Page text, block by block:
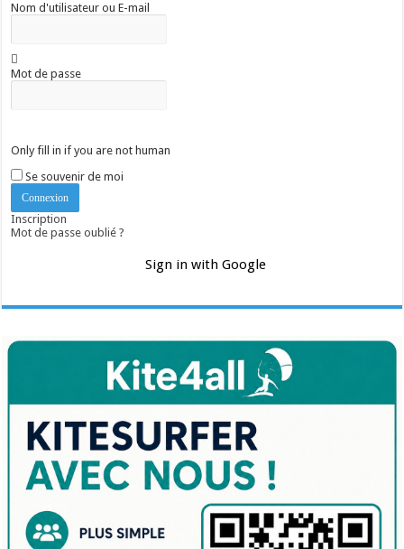
Nom d'utilisateur ou E-mail
Mot de passe
Only fill in if you are not human
Se souvenir de moi
Inscription
Mot de passe oublié ?
Sign in with Google